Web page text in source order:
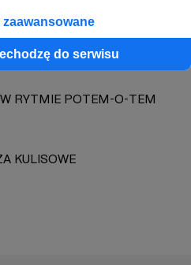
do serwisu
KULISOWE
RYTMIE POTEM-O-TEM
KULISOWE